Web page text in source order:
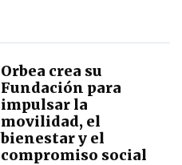
Orbea crea su
Fundación para
impulsar la
movilidad, el
bienestar y el
compromiso social